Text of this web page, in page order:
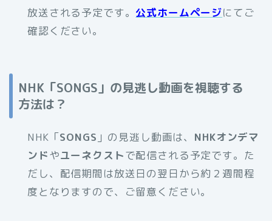
放送される予定です。 公式ホームページにてご
確認ください。
NHK「SONGS」の見逃し動画を視聴する
方法は？
NHK「SONGS 」の見逃し動画は、 NHKオンデマ
ンドやユーネクストで配信される予定です。た
だし、配信期間は放送日の翌日から約２週間程
度となりますので、ご留意ください。